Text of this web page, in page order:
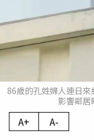
86歲的孔姓婦人連日
影響鄰居
A+ A-